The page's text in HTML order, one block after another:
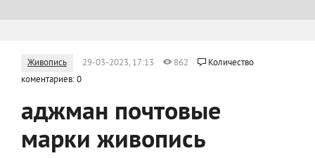
Живопись 29-03-2023, 17:13 862
Количество
коментариев: 0
аджман почтовые
марки живопись